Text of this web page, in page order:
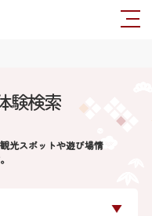
験検索
光スポットや遊び場情